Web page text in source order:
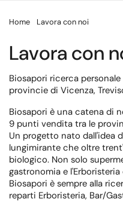
Home Lavora con noi
Lavora con
Biosapori ricerca
provincie di Vicenza,
Biosapori è una catena di
9 punti vendita tra le
Un progetto nato dall'idea
lungimirante che oltre
biologico. Non solo
gastronomia e
Biosapori è sempre alla
reparti Erboristeria, Bar/